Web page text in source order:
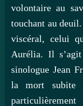
volontaire au
touchant au
viscéral, celui
Aurélia. Il
sinologue Jean
la mort subite